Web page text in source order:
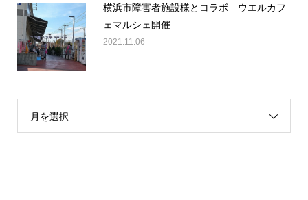
横浜市障害者施設様とコラボ ウエルカフ
ェマルシェ開催
2021.11.06
月を選択